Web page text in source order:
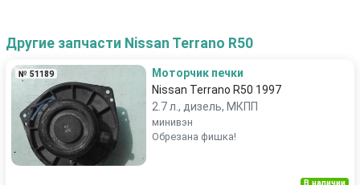
Другие запчасти Nissan Terrano R50
№ 51189
Моторчик печки
Nissan Terrano R50 1997
2.7 л., дизель, МКПП
минивэн
Обрезана фишка!